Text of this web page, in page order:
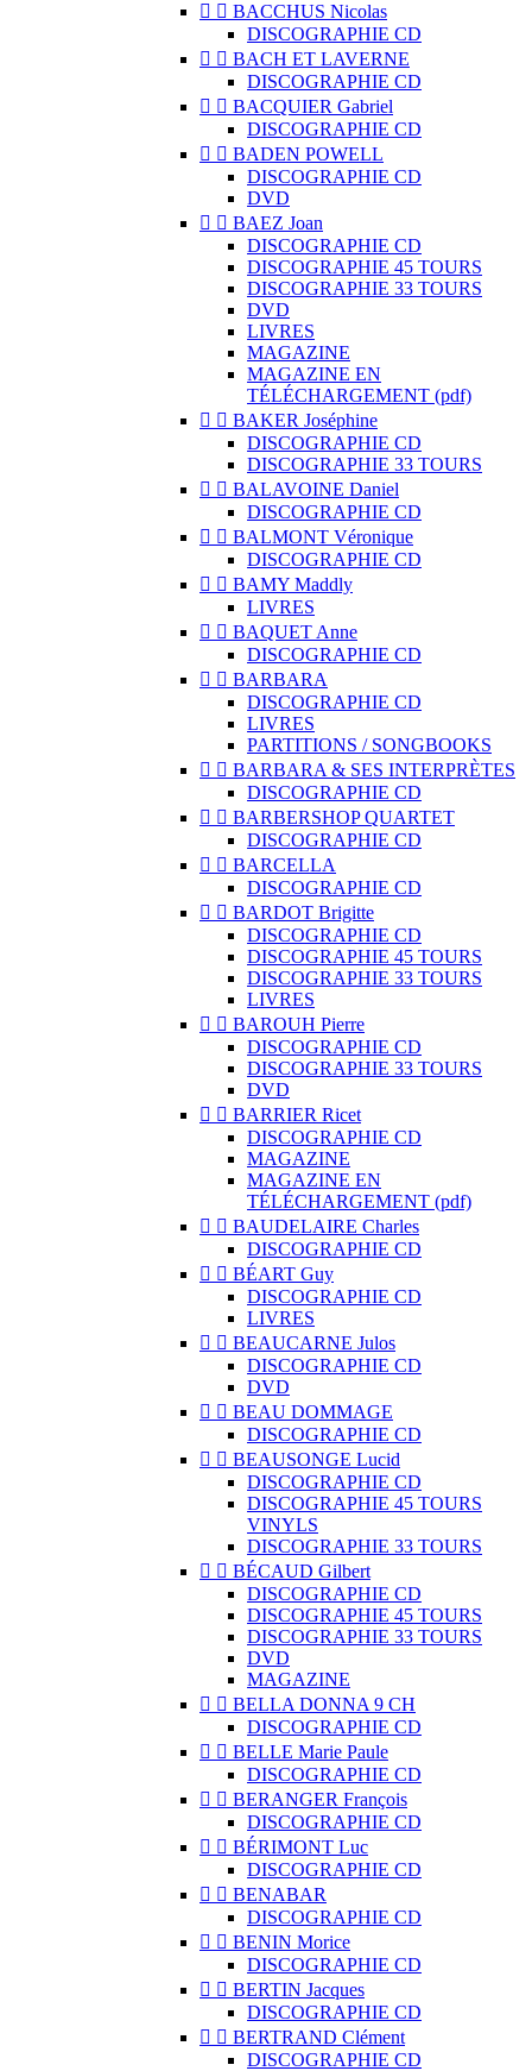
  BACCHUS Nicolas
DISCOGRAPHIE CD
  BACH ET LAVERNE
DISCOGRAPHIE CD
  BACQUIER Gabriel
DISCOGRAPHIE CD
  BADEN POWELL
DISCOGRAPHIE CD
DVD
  BAEZ Joan
DISCOGRAPHIE CD
DISCOGRAPHIE 45 TOURS
DISCOGRAPHIE 33 TOURS
DVD
LIVRES
MAGAZINE
MAGAZINE EN
TÉLÉCHARGEMENT (pdf)
  BAKER Joséphine
DISCOGRAPHIE CD
DISCOGRAPHIE 33 TOURS
  BALAVOINE Daniel
DISCOGRAPHIE CD
  BALMONT Véronique
DISCOGRAPHIE CD
  BAMY Maddly
LIVRES
  BAQUET Anne
DISCOGRAPHIE CD
  BARBARA
DISCOGRAPHIE CD
LIVRES
PARTITIONS / SONGBOOKS
  BARBARA & SES INTERPRÈTES
DISCOGRAPHIE CD
  BARBERSHOP QUARTET
DISCOGRAPHIE CD
  BARCELLA
DISCOGRAPHIE CD
  BARDOT Brigitte
DISCOGRAPHIE CD
DISCOGRAPHIE 45 TOURS
DISCOGRAPHIE 33 TOURS
LIVRES
  BAROUH Pierre
DISCOGRAPHIE CD
DISCOGRAPHIE 33 TOURS
DVD
  BARRIER Ricet
DISCOGRAPHIE CD
MAGAZINE
MAGAZINE EN
TÉLÉCHARGEMENT (pdf)
  BAUDELAIRE Charles
DISCOGRAPHIE CD
  BÉART Guy
DISCOGRAPHIE CD
LIVRES
  BEAUCARNE Julos
DISCOGRAPHIE CD
DVD
  BEAU DOMMAGE
DISCOGRAPHIE CD
  BEAUSONGE Lucid
DISCOGRAPHIE CD
DISCOGRAPHIE 45 TOURS
VINYLS
DISCOGRAPHIE 33 TOURS
  BÉCAUD Gilbert
DISCOGRAPHIE CD
DISCOGRAPHIE 45 TOURS
DISCOGRAPHIE 33 TOURS
DVD
MAGAZINE
  BELLA DONNA 9 CH
DISCOGRAPHIE CD
  BELLE Marie Paule
DISCOGRAPHIE CD
  BERANGER François
DISCOGRAPHIE CD
  BÉRIMONT Luc
DISCOGRAPHIE CD
  BENABAR
DISCOGRAPHIE CD
  BENIN Morice
DISCOGRAPHIE CD
  BERTIN Jacques
DISCOGRAPHIE CD
  BERTRAND Clément
DISCOGRAPHIE CD